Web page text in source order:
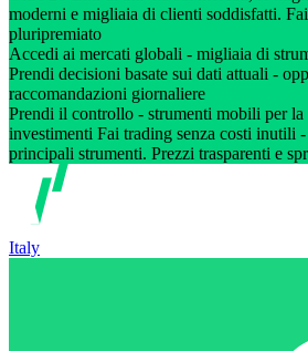
moderni e migliaia di clienti soddisfatti.
pluripremiato
Accedi ai mercati globali - migliaia di
Prendi decisioni basate sui dati attuali -
raccomandazioni giornaliere
Prendi il controllo - strumenti mobili per la
investimenti Fai trading senza costi inutili -
principali strumenti. Prezzi trasparenti e
Italy